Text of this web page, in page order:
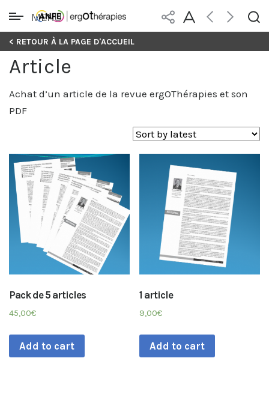
Skip
content
MENU
< RETOUR À LA PAGE D'ACCUEIL
Article
Achat d’un article de la revue ergOThérapies et son
PDF
Pack de 5 articles
45,00€
Add to cart
1 article
9,00€
Add to cart